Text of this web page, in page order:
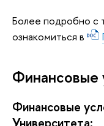
Более подробно с
ознакомиться в
Финансовые
Финансовые
Университета: